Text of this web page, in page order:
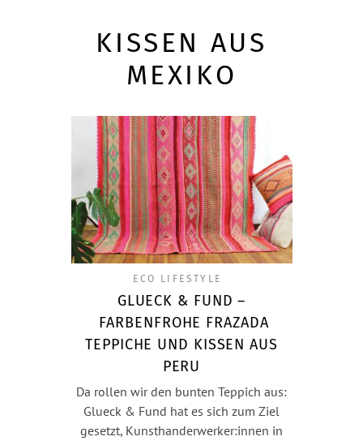
KISSEN AUS
MEXIKO
ECO LIFESTYLE
GLUECK & FUND –
FARBENFROHE FRAZADA
TEPPICHE UND KISSEN AUS
PERU
Da rollen wir den bunten Teppich aus:
Glueck & Fund hat es sich zum Ziel
gesetzt, Kunsthanderwerker:innen in